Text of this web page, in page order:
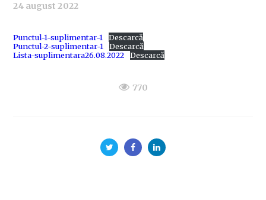
24 august 2022
Punctul-1-suplimentar-1
Descarcă
Punctul-2-suplimentar-1
Descarcă
Lista-suplimentara26.08.2022
Descarcă
770